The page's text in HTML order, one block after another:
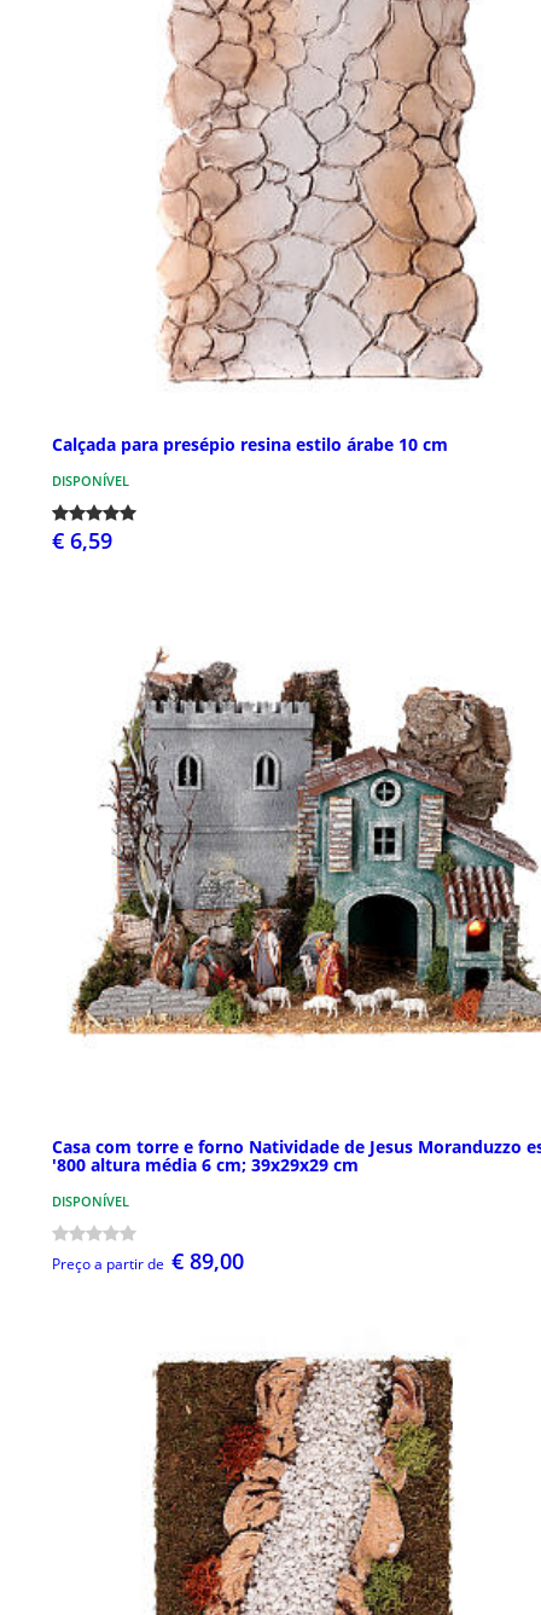
Calçada para presépio resina estilo árabe 10 cm
DISPONÍVEL
€ 6,59
Casa com torre e forno Natividade de Jesus Moranduzzo
'800 altura média 6 cm; 39x29x29 cm
DISPONÍVEL
Preço a partir de € 89,00